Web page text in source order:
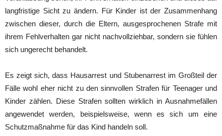
langfristige Sicht zu ändern. Für Kinder ist der Zusammenhang
zwischen dieser, durch die Eltern, ausgesprochenen Strafe mit
ihrem Fehlverhalten gar nicht nachvollziehbar, sondern sie fühlen
sich ungerecht behandelt.
Es zeigt sich, dass Hausarrest und Stubenarrest im Großteil der
Fälle wohl eher nicht zu den sinnvollen Strafen für Teenager und
Kinder zählen. Diese Strafen sollten wirklich in Ausnahmefällen
angewendet werden, beispielsweise, wenn es sich um eine
Schutzmaßnahme für das Kind handeln soll.